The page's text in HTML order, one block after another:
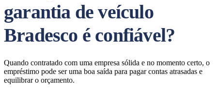
garantia de veículo
Bradesco é confiável?
Quando contratado com uma empresa sólida e no momento certo, o
empréstimo pode ser uma boa saída para pagar contas atrasadas e
equilibrar o orçamento.